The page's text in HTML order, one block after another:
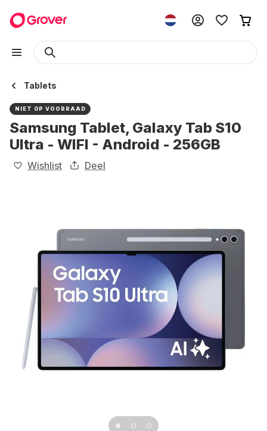
Tablets
NIET OP VOORRAAD
Samsung Tablet, Galaxy Tab S10
Ultra - WIFI - Android - 256GB
Wishlist Deel